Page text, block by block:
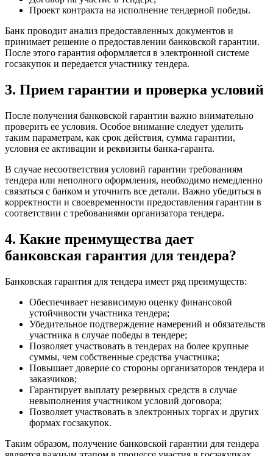
Проект контракта на исполнение тендерной победы.
Банк проводит анализ предоставленных документов и
принимает решение о предоставлении банковской гарантии.
После этого гарантия оформляется в электронной системе
госзакупок и передается участнику тендера.
3. Прием гарантии и проверка условий
После получения банковской гарантии важно внимательно
проверить ее условия. Особое внимание следует уделить
таким параметрам, как срок действия, сумма гарантии,
условия ее активации и реквизиты банка-гаранта.
В случае несоответствия условий гарантии требованиям
тендера или неполного оформления, необходимо немедленно
связаться с банком и уточнить все детали. Важно убедиться в
корректности и своевременности предоставления гарантии в
соответствии с требованиями организатора тендера.
4. Какие преимущества дает
банковская гарантия для тендера?
Банковская гарантия для тендера имеет ряд преимуществ:
Обеспечивает независимую оценку финансовой
устойчивости участника тендера;
Убедительное подтверждение намерений и обязательств
участника в случае победы в тендере;
Позволяет участвовать в тендерах на более крупные
суммы, чем собственные средства участника;
Повышает доверие со стороны организаторов тендера и
заказчиков;
Гарантирует выплату резервных средств в случае
невыполнения участником условий договора;
Позволяет участвовать в электронных торгах и других
формах госзакупок.
Таким образом, получение банковской гарантии для тендера